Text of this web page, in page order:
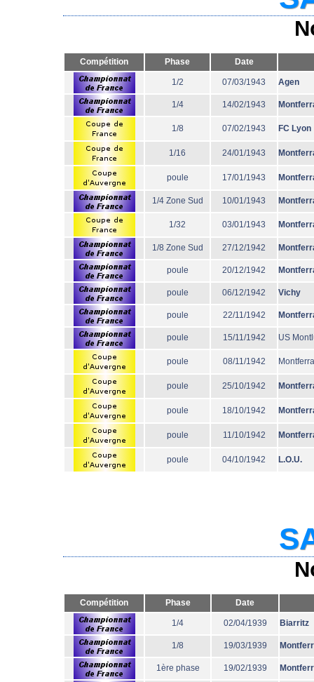
Compétition Phase Date
1/2 07/03/1943 Agen
1/4 14/02/1943
1/8 07/02/1943 FC Lyon
1/16 24/01/1943
poule 17/01/1943
1/4 Zone Sud 10/01/1943
1/32 03/01/1943
1/8 Zone Sud 27/12/1942
poule 20/12/1942
poule 06/12/1942 Vichy
poule 22/11/1942
poule 15/11/1942 US
poule 08/11/1942
poule 25/10/1942
poule 18/10/1942
poule 11/10/1942
poule 04/10/1942 L.O.U.
Compétition Phase Date
1/4 02/04/1939 Biarritz
1/8 19/03/1939
1ère phase 19/02/1939